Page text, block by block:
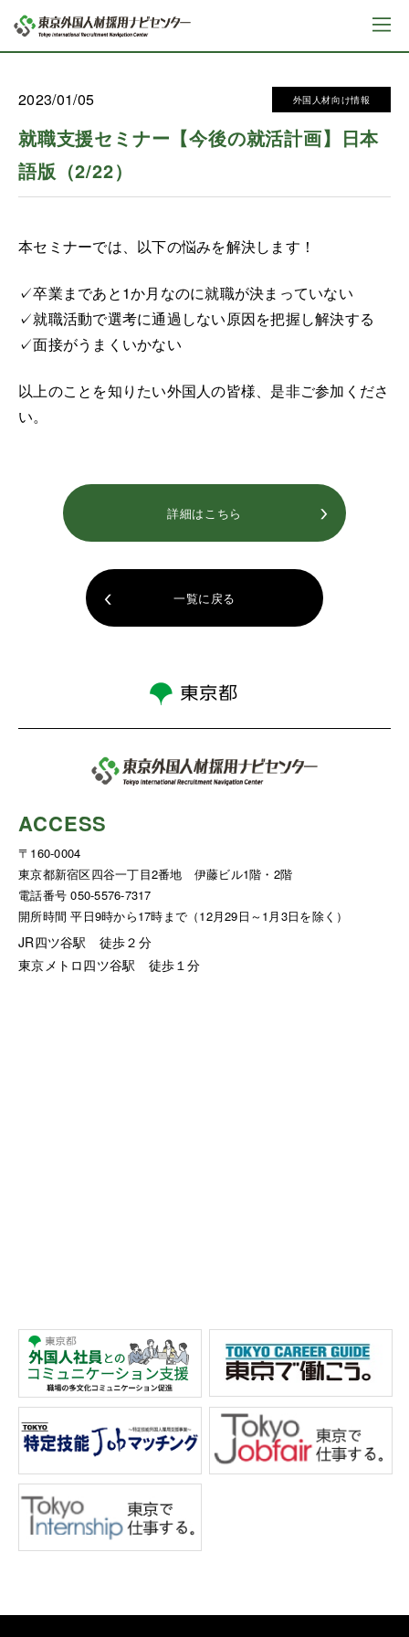
外国人材向け情報
2023/01/05
就職支援セミナー【今後の就活計画】日本
語版（2/22）
本セミナーでは、以下の悩みを解決します！
✓卒業まであと1か月なのに就職が決まっていない
✓就職活動で選考に通過しない原因を把握し解決する
✓面接がうまくいかない
以上のことを知りたい外国人の皆様、是非ご参加くださ
い。
詳細はこちら
一覧に戻る
ACCESS
〒160-0004
東京都新宿区四谷一丁目2番地 伊藤ビル1階・2階
電話番号 050-5576-7317
開所時間 平日9時から17時まで（12月29日～1月3日を除く）
JR四ツ谷駅 徒歩２分
東京メトロ四ツ谷駅 徒歩１分